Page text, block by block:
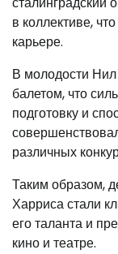
в коллективе,
карьере.
В молодости
балетом, что
подготовку и
различных
Таким образом,
Харриса стали
его таланта и
кино и театре.